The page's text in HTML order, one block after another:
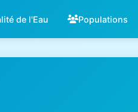
de l'Eau Populations